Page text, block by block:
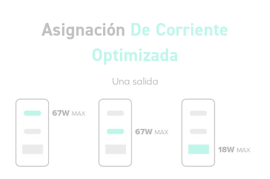
Asignación De Corriente
Optimizada
Una salida